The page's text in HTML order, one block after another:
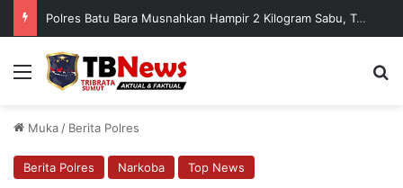
Polres Batu Bara Musnahkan Hampir 2 Kilogram Sabu, Tegaskan Komitmen Berantas Peredaran Narkotika
Menu
Muka / Berita Polres
Berita Polres Narkoba Top News